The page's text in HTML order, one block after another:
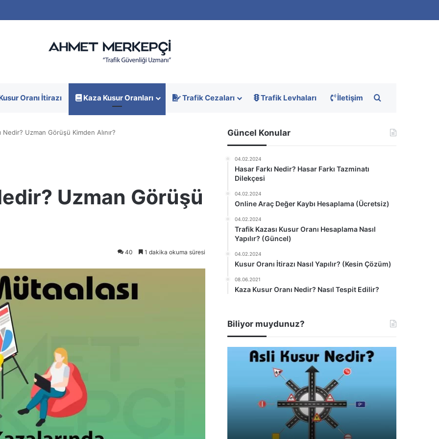
Oranı İtirazı Kaza Kusur Oranları Trafik Cezaları Trafik Levhaları İletişim Arama yap ...
Nedir? Uzman Görüşü Kimden Alınır?
Uzman Görüşü
40 1 dakika okuma süresi
Güncel Konular
04.02.2024
Hasar Farkı Nedir? Hasar Farkı Tazminatı
Dilekçesi
04.02.2024
Online Araç Değer Kaybı Hesaplama (Ücretsiz)
04.02.2024
Trafik Kazası Kusur Oranı Hesaplama Nasıl
Yapılır? (Güncel)
04.02.2024
Kusur Oranı İtirazı Nasıl Yapılır? (Kesin Çözüm)
08.06.2021
Kaza Kusur Oranı Nedir? Nasıl Tespit Edilir?
Biliyor muydunuz?